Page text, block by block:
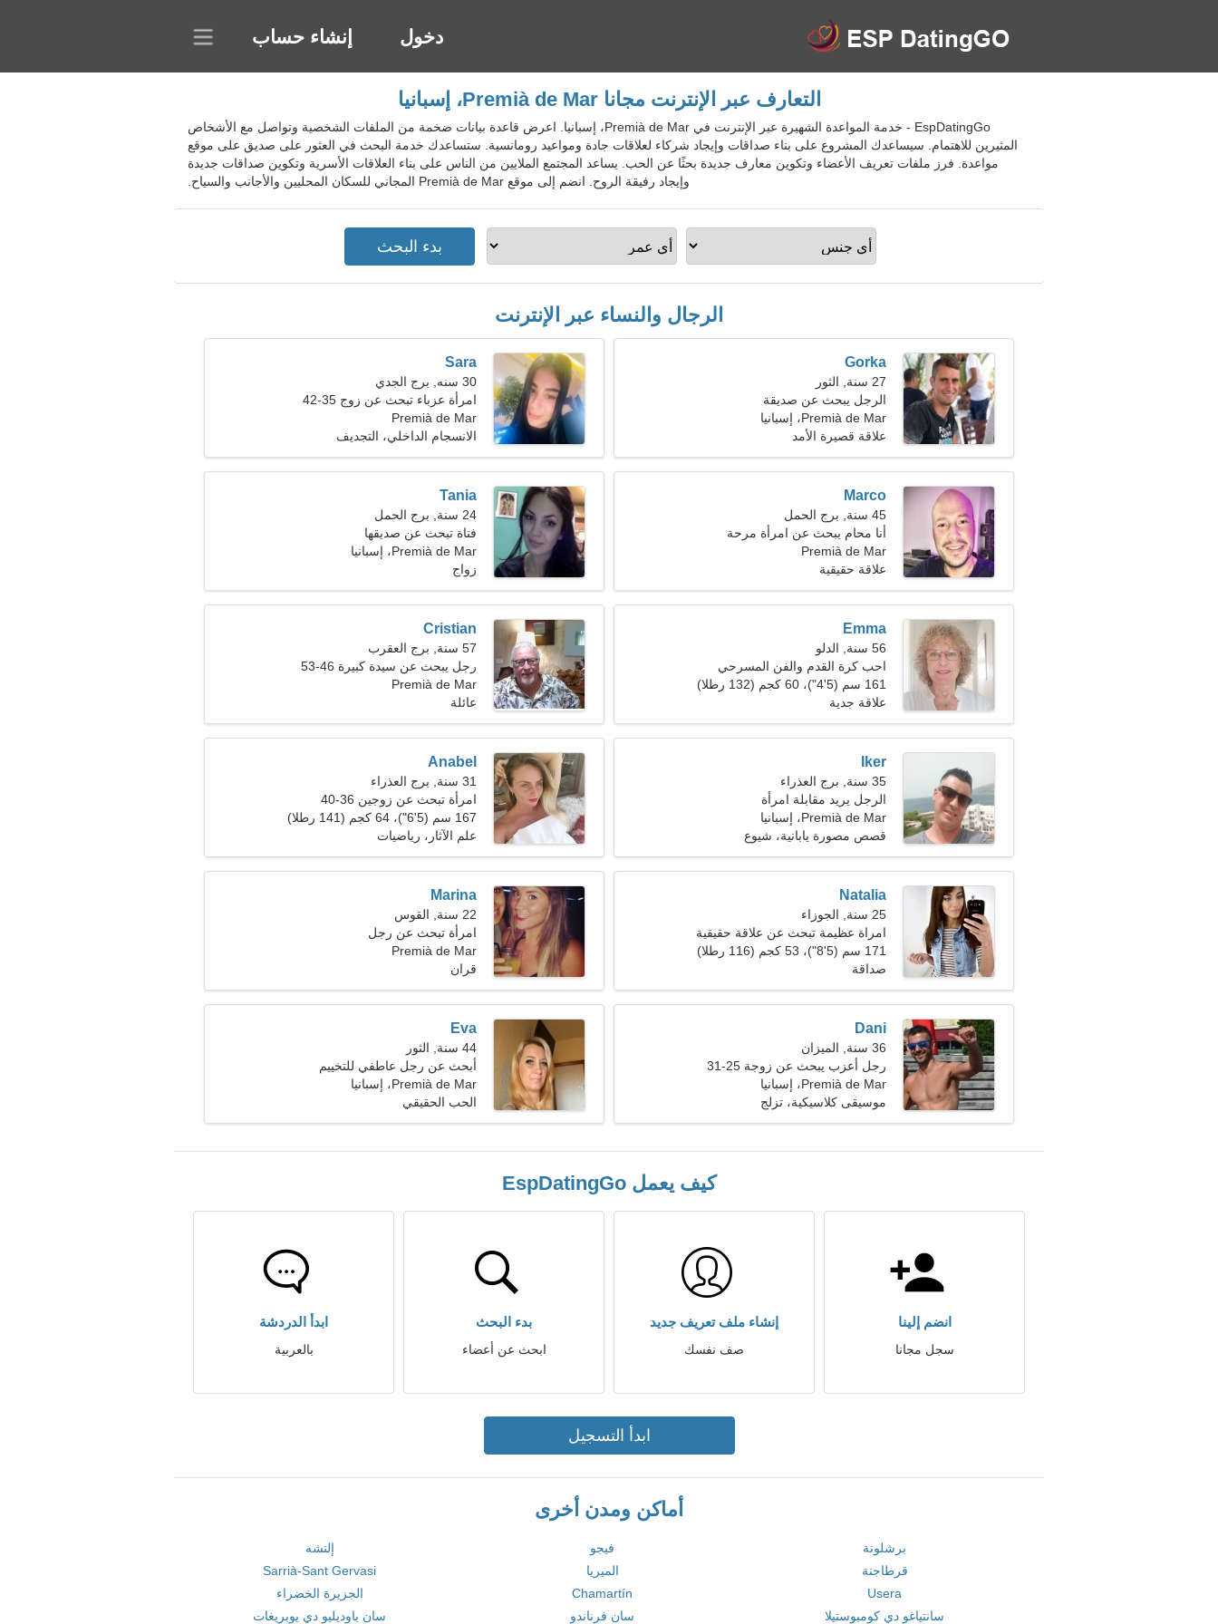
دخول إنشاء حساب
التعارف عبر الإنترنت مجانا Premià de Mar، إسبانيا
EspDatingGo - خدمة المواعدة الشهيرة عبر الإنترنت في Premià de Mar، إسبانيا. اعرض قاعدة بيانات ضخمة من الملفات الشخصية وتواصل مع الأشخاص
المثيرين للاهتمام. سيساعدك المشروع على بناء صداقات وإيجاد شركاء لعلاقات جادة ومواعيد رومانسية. ستساعدك خدمة البحث في العثور على صديق على موقع
مواعدة. فرز ملفات تعريف الأعضاء وتكوين معارف جديدة بحثًا عن الحب. يساعد المجتمع الملايين من الناس على بناء العلاقات الأسرية وتكوين صداقات جديدة
وإيجاد رفيقة الروح. انضم إلى موقع Premià de Mar المجاني للسكان المحليين والأجانب والسياح.
الرجال والنساء عبر الإنترنت
Gorka
27 سنة, الثور
الرجل يبحث عن صديقة
Premià de Mar، إسبانيا
علاقة قصيرة الأمد
Sara
30 سنه, برج الجدي
امرأة عزباء تبحث عن زوج 35-42
Premià de Mar
الانسجام الداخلي، التجديف
Marco
45 سنة, برج الحمل
أنا محام يبحث عن امرأة مرحة
Premià de Mar
علاقة حقيقية
Tania
24 سنة, برج الحمل
فتاة تبحث عن صديقها
Premià de Mar، إسبانيا
زواج
Emma
56 سنة, الدلو
احب كرة القدم والفن المسرحي
161 سم (5'4")، 60 كجم (132 رطلا)
علاقة جدية
Cristian
57 سنة, برج العقرب
رجل يبحث عن سيدة كبيرة 46-53
Premià de Mar
عائلة
Iker
35 سنة, برج العذراء
الرجل يريد مقابلة امرأة
Premià de Mar، إسبانيا
قصص مصورة يابانية، شيوع
Anabel
31 سنة, برج العذراء
امرأة تبحث عن زوجين 36-40
167 سم (5'6")، 64 كجم (141 رطلا)
علم الآثار، رياضيات
Natalia
25 سنة, الجوزاء
امراة عظيمة تبحث عن علاقة حقيقية
171 سم (5'8")، 53 كجم (116 رطلا)
صداقة
Marina
22 سنة, القوس
امرأة تبحث عن رجل
Premià de Mar
قران
Dani
36 سنة, الميزان
رجل أعزب يبحث عن زوجة 25-31
Premià de Mar، إسبانيا
موسيقى كلاسيكية، تزلج
Eva
44 سنة, الثور
أبحث عن رجل عاطفي للتخييم
Premià de Mar، إسبانيا
الحب الحقيقي
كيف يعمل EspDatingGo
انضم إلينا
سجل مجانا
إنشاء ملف تعريف جديد
صف نفسك
بدء البحث
ابحث عن أعضاء
ابدأ الدردشة
بالعربية
ابدأ التسجيل
أماكن ومدن أخرى
برشلونة فيجو
إلتشه
قرطاجنة
الميريا
Sarrià-Sant Gervasi
Usera
Chamartín
الجزيرة الخضراء
سانتياغو دي كومبوستيلا
سان فرناندو سان باوديليو دي يوبريغات